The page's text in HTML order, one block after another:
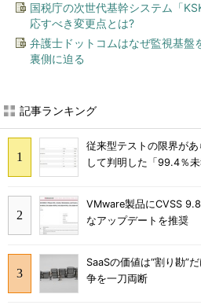
国税庁の次世代基幹システム「
応すべき変更点とは?
弁護士ドットコムはなぜ監視基盤
裏側に迫る
記事ランキング
従来型テストの限界が
して判明した「99.4％
VMware製品にCVSS
なアップデートを推奨
SaaSの価値は“割り勘”
争を一刀両断